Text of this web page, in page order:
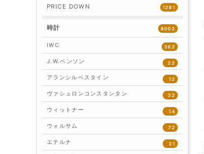
PRICE DOWN 1281
時計 8002
IWC 362
J.W.ベンソン 22
アランシルベスタイン 12
ヴァシュロンコンスタンタン 32
ウィットナー 14
ウォルサム 72
エテルナ 31